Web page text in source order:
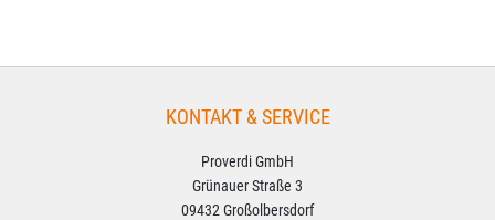
KONTAKT & SERVICE
Proverdi GmbH
Grünauer Straße 3
09432 Großolbersdorf